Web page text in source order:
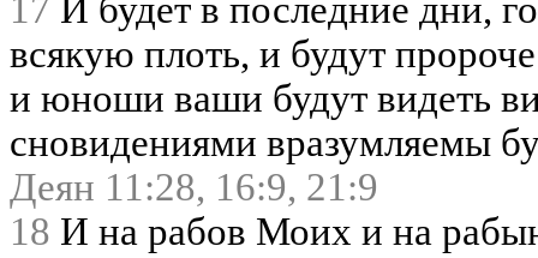
17 И будет в последние дни,
всякую плоть, и будут
и юноши ваши будут видеть
сновидениями вразумляемы
Деян 11:28, 16:9, 21:9
18 И на рабов Моих и на